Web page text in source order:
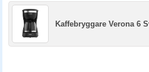
Kaffebryggare Verona 6